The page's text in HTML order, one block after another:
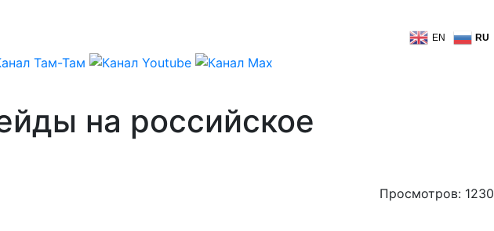
EN RU
на российское
Просмотров: 1230